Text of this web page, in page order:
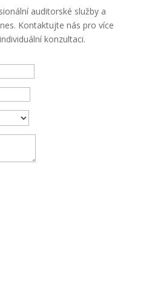
auditorské služby a
Kontaktujte nás pro více
konzultaci.